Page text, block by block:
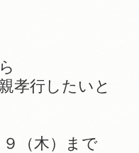
孝行したいと
（木）まで